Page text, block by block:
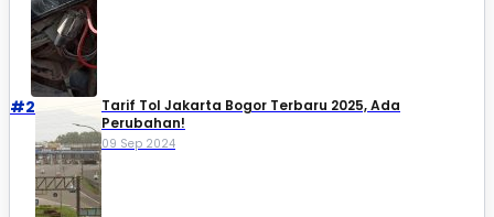
#2
Tarif Tol Jakarta Bogor Terbaru 2025, Ada
Perubahan!
09 Sep 2024